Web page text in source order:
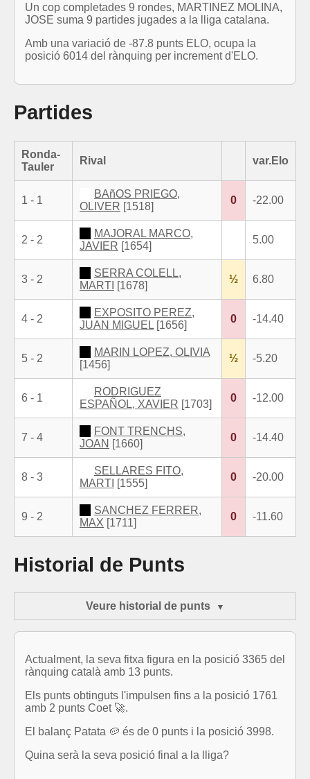
Un cop completades 9 rondes, MARTINEZ MOLINA,
JOSE suma 9 partides jugades a la lliga catalana.
Amb una variació de -87.8 punts ELO, ocupa la
posició 6014 del rànquing per increment d'ELO.
Partides
Ronda-
Tauler
Rival var.Elo
1 - 1
BAñOS PRIEGO,
OLIVER [1518]
0 -22.00
2 - 2
MAJORAL MARCO,
JAVIER [1654]
5.00
3 - 2
SERRA COLELL,
MARTI [1678]
½ 6.80
4 - 2
EXPOSITO PEREZ,
JUAN MIGUEL [1656]
0 -14.40
5 - 2
MARIN LOPEZ, OLIVIA
[1456]
½ -5.20
6 - 1
RODRIGUEZ
ESPAÑOL, XAVIER [1703]
0 -12.00
7 - 4
FONT TRENCHS,
JOAN [1660]
0 -14.40
8 - 3
SELLARES FITO,
MARTI [1555]
0 -20.00
9 - 2
SANCHEZ FERRER,
MAX [1711]
0 -11.60
Historial de Punts
Veure historial de punts
Actualment, la seva fitxa figura en la posició 3365 del
rànquing català amb 13 punts.
Els punts obtinguts l'impulsen fins a la posició 1761
amb 2 punts Coet 🚀.
El balanç Patata 🥔 és de 0 punts i la posició 3998.
Quina serà la seva posició final a la lliga?